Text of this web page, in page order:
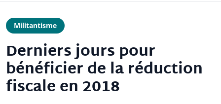
Militantisme
Derniers jours pour
bénéficier de la réduction
fiscale en 2018